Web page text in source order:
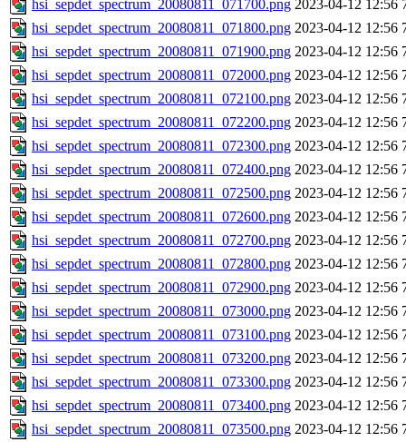
hsi_sepdet_spectrum_20080811_071700.png 2023-04-12 12:56
hsi_sepdet_spectrum_20080811_071800.png 2023-04-12 12:56
hsi_sepdet_spectrum_20080811_071900.png 2023-04-12 12:56
hsi_sepdet_spectrum_20080811_072000.png 2023-04-12 12:56
hsi_sepdet_spectrum_20080811_072100.png 2023-04-12 12:56
hsi_sepdet_spectrum_20080811_072200.png 2023-04-12 12:56
hsi_sepdet_spectrum_20080811_072300.png 2023-04-12 12:56
hsi_sepdet_spectrum_20080811_072400.png 2023-04-12 12:56
hsi_sepdet_spectrum_20080811_072500.png 2023-04-12 12:56
hsi_sepdet_spectrum_20080811_072600.png 2023-04-12 12:56
hsi_sepdet_spectrum_20080811_072700.png 2023-04-12 12:56
hsi_sepdet_spectrum_20080811_072800.png 2023-04-12 12:56
hsi_sepdet_spectrum_20080811_072900.png 2023-04-12 12:56
hsi_sepdet_spectrum_20080811_073000.png 2023-04-12 12:56
hsi_sepdet_spectrum_20080811_073100.png 2023-04-12 12:56
hsi_sepdet_spectrum_20080811_073200.png 2023-04-12 12:56
hsi_sepdet_spectrum_20080811_073300.png 2023-04-12 12:56
hsi_sepdet_spectrum_20080811_073400.png 2023-04-12 12:56
hsi_sepdet_spectrum_20080811_073500.png 2023-04-12 12:56